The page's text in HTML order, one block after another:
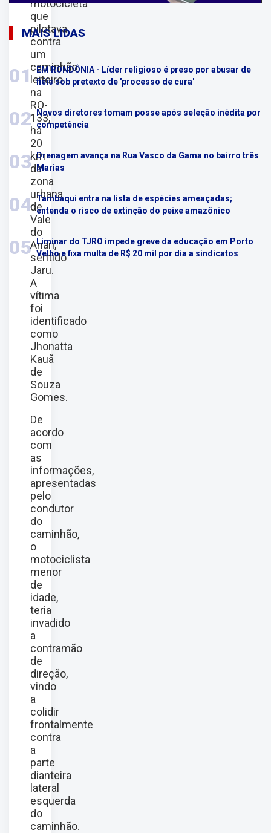
motocicleta
que
pilotava
contra
um
caminhão
leiteiro
na
RO-
133,
há
20
km
da
zona
urbana
de
Vale
do
Anari,
sentido
Jaru.
A
vítima
foi
identificado
como
Jhonatta
Kauã
de
Souza
Gomes.
De
acordo
com
as
informações,
apresentadas
pelo
condutor
do
caminhão,
o
motociclista
menor
de
idade,
teria
invadido
a
contramão
de
direção,
vindo
a
colidir
frontalmente
contra
a
parte
dianteira
lateral
esquerda
do
caminhão.
MAIS LIDAS
01
EM RONDÔNIA - Líder religioso é preso por abusar de
fiéis sob pretexto de 'processo de cura'
02
Novos diretores tomam posse após seleção inédita por
competência
03 Drenagem avança na Rua Vasco da Gama no bairro três
Marias
04 Tambaqui entra na lista de espécies ameaçadas;
entenda o risco de extinção do peixe amazônico
05
Liminar do TJRO impede greve da educação em Porto
Velho e fixa multa de R$ 20 mil por dia a sindicatos